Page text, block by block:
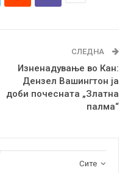
СЛЕДНА
Изненадување во Кан:
Дензел Вашингтон ја
доби почесната „Златна
палма“
Сите